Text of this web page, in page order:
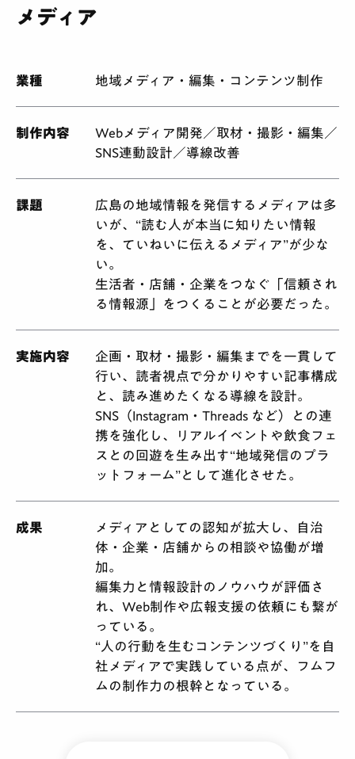
メディア
業種 地域メディア・編集・コンテンツ制作
制作内容
Webメディア開発／取材・撮影・編集／
SNS連動設計／導線改善
課題
広島の地域情報を発信するメディアは多
いが、“読む人が本当に知りたい情報
を、ていねいに伝えるメディア”が少な
い。
生活者・店舗・企業をつなぐ「信頼され
る情報源」をつくることが必要だった。
実施内容
企画・取材・撮影・編集までを一貫して
行い、読者視点で分かりやすい記事構成
と、読み進めたくなる導線を設計。
SNS（Instagram・Threads など）との連
携を強化し、リアルイベントや飲食フェ
スとの回遊を生み出す“地域発信のプラ
ットフォーム”として進化させた。
成果
メディアとしての認知が拡大し、自治
体・企業・店舗からの相談や協働が増
加。
編集力と情報設計のノウハウが評価さ
れ、Web制作や広報支援の依頼にも繋が
っている。
“人の行動を生むコンテンツづくり”を自
社メディアで実践している点が、フムフ
ムの制作力の根幹となっている。